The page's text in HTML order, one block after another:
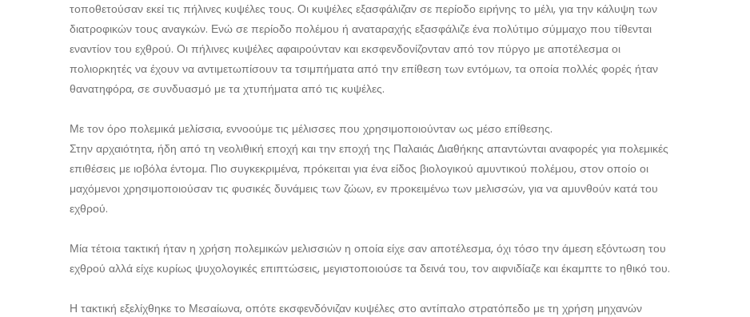
τοποθετούσαν εκεί τις πήλινες κυψέλες τους. Οι κυψέλες εξασφάλιζαν σε περίοδο ειρήνης το μέλι, για την κάλυψη των
διατροφικών τους αναγκών. Ενώ σε περίοδο πολέμου ή αναταραχής εξασφάλιζε ένα πολύτιμο σύμμαχο που τίθενται
εναντίον του εχθρού. Οι πήλινες κυψέλες αφαιρούνταν και εκσφενδονίζονταν από τον πύργο με αποτέλεσμα οι
πολιορκητές να έχουν να αντιμετωπίσουν τα τσιμπήματα από την επίθεση των εντόμων, τα οποία πολλές φορές ήταν
θανατηφόρα, σε συνδυασμό με τα χτυπήματα από τις κυψέλες.
Με τον όρο πολεμικά μελίσσια, εννοούμε τις μέλισσες που χρησιμοποιούνταν ως μέσο επίθεσης.
Στην αρχαιότητα, ήδη από τη νεολιθική εποχή και την εποχή της Παλαιάς Διαθήκης απαντώνται αναφορές για πολεμικές
επιθέσεις με ιοβόλα έντομα. Πιο συγκεκριμένα, πρόκειται για ένα είδος βιολογικού αμυντικού πολέμου, στον οποίο οι
μαχόμενοι χρησιμοποιούσαν τις φυσικές δυνάμεις των ζώων, εν προκειμένω των μελισσών, για να αμυνθούν κατά του
εχθρού.
Μία τέτοια τακτική ήταν η χρήση πολεμικών μελισσιών η οποία είχε σαν αποτέλεσμα, όχι τόσο την άμεση εξόντωση του
εχθρού αλλά είχε κυρίως ψυχολογικές επιπτώσεις, μεγιστοποιούσε τα δεινά του, τον αιφνιδίαζε και έκαμπτε το ηθικό του.
Η τακτική εξελίχθηκε το Μεσαίωνα, οπότε εκσφενδόνιζαν κυψέλες στο αντίπαλο στρατόπεδο με τη χρήση μηχανών